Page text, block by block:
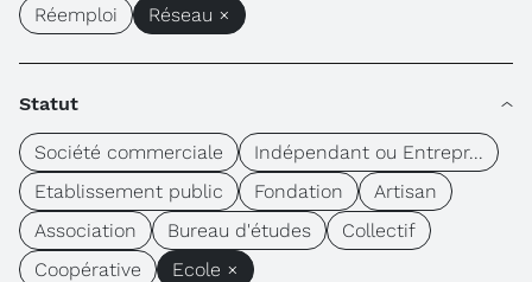
Réemploi
Réseau ×
Statut
Société commerciale
Indépendant ou Entrepr...
Etablissement public
Fondation
Artisan
Association
Bureau d'études
Collectif
Coopérative
Ecole ×